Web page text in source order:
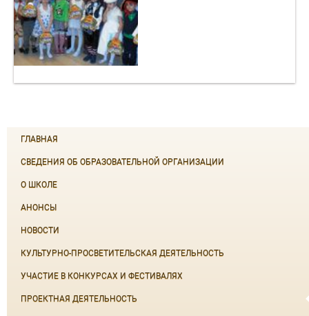
ГЛАВНАЯ
СВЕДЕНИЯ ОБ ОБРАЗОВАТЕЛЬНОЙ ОРГАНИЗАЦИИ
О ШКОЛЕ
АНОНСЫ
НОВОСТИ
КУЛЬТУРНО-ПРОСВЕТИТЕЛЬСКАЯ ДЕЯТЕЛЬНОСТЬ
УЧАСТИЕ В КОНКУРСАХ И ФЕСТИВАЛЯХ
ПРОЕКТНАЯ ДЕЯТЕЛЬНОСТЬ